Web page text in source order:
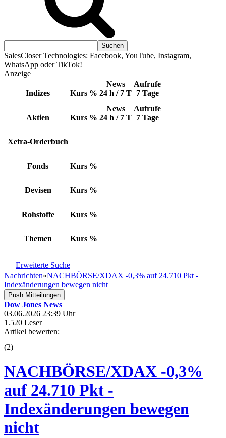
SalesCloser Technologies: Facebook, YouTube, Instagram,
WhatsApp oder TikTok!
Anzeige
Indizes Kurs %
News
24 h / 7 T
Aufrufe
7 Tage
Aktien Kurs %
News
24 h / 7 T
Aufrufe
7 Tage
Xetra-Orderbuch
Fonds Kurs %
Devisen Kurs %
Rohstoffe Kurs %
Themen Kurs %
Erweiterte Suche
Nachrichten»NACHBÖRSE/XDAX -0,3% auf 24.710 Pkt -
Indexänderungen bewegen nicht
Push Mitteilungen
Dow Jones News
03.06.2026 23:39 Uhr
1.520 Leser
Artikel bewerten:
(2)
NACHBÖRSE/XDAX -0,3%
auf 24.710 Pkt -
Indexänderungen bewegen
nicht